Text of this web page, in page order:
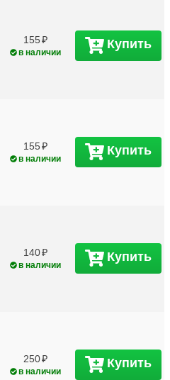
155
в наличии
Купить
155
в наличии
Купить
140
в наличии
Купить
250
в наличии
Купить